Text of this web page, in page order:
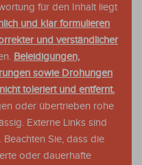
für den Inhalt liegt
und klar formulieren
und verständlicher
Beleidigungen,
sowie Drohungen
toleriert und entfernt.
oder übertrieben rohe
Externe Links sind
Sie, dass die
oder dauerhafte